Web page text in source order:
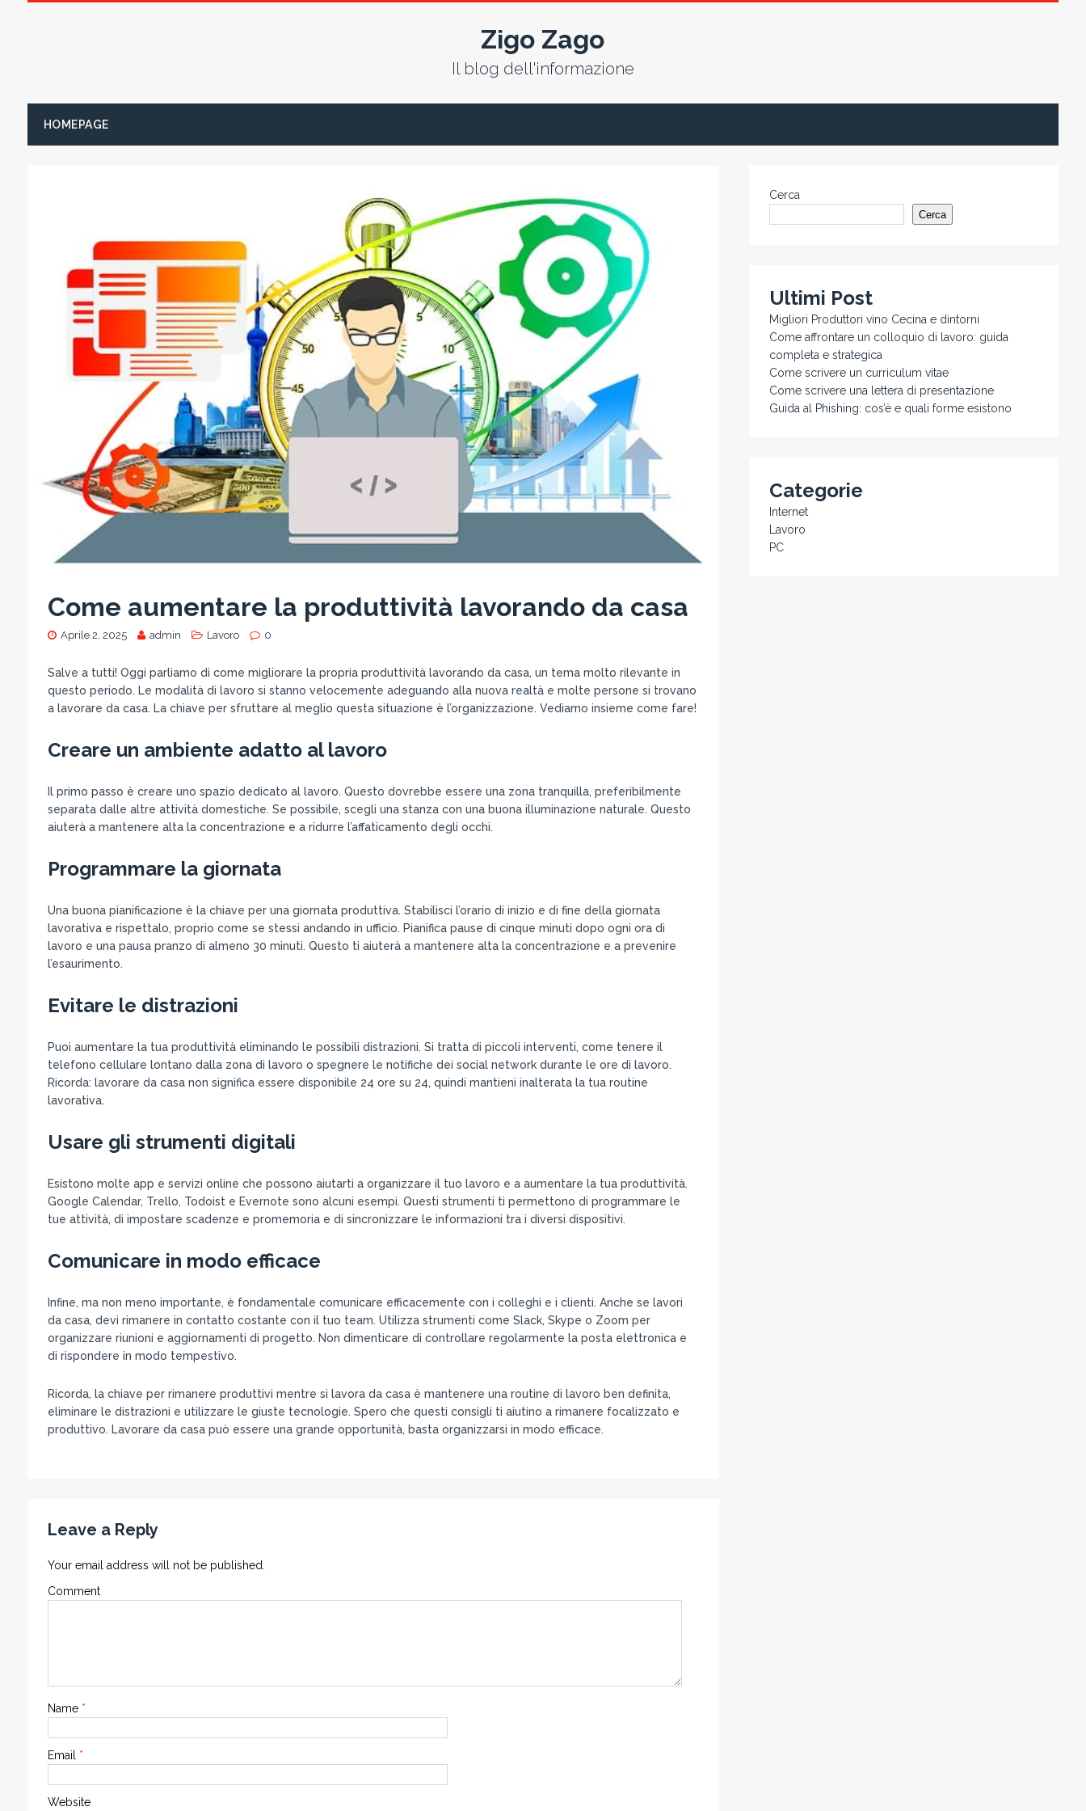
Zigo Zago
Il blog dell'informazione
HOMEPAGE
Come aumentare la produttività lavorando da casa
Aprile 2, 2025 admin Lavoro 0
Salve a tutti! Oggi parliamo di come migliorare la propria produttività lavorando da casa, un tema molto rilevante in
questo periodo. Le modalità di lavoro si stanno velocemente adeguando alla nuova realtà e molte persone si trovano
a lavorare da casa. La chiave per sfruttare al meglio questa situazione è l’organizzazione. Vediamo insieme come fare!
Creare un ambiente adatto al lavoro
Il primo passo è creare uno spazio dedicato al lavoro. Questo dovrebbe essere una zona tranquilla, preferibilmente
separata dalle altre attività domestiche. Se possibile, scegli una stanza con una buona illuminazione naturale. Questo
aiuterà a mantenere alta la concentrazione e a ridurre l’affaticamento degli occhi.
Programmare la giornata
Una buona pianificazione è la chiave per una giornata produttiva. Stabilisci l’orario di inizio e di fine della giornata
lavorativa e rispettalo, proprio come se stessi andando in ufficio. Pianifica pause di cinque minuti dopo ogni ora di
lavoro e una pausa pranzo di almeno 30 minuti. Questo ti aiuterà a mantenere alta la concentrazione e a prevenire
l’esaurimento.
Evitare le distrazioni
Puoi aumentare la tua produttività eliminando le possibili distrazioni. Si tratta di piccoli interventi, come tenere il
telefono cellulare lontano dalla zona di lavoro o spegnere le notifiche dei social network durante le ore di lavoro.
Ricorda: lavorare da casa non significa essere disponibile 24 ore su 24, quindi mantieni inalterata la tua routine
lavorativa.
Usare gli strumenti digitali
Esistono molte app e servizi online che possono aiutarti a organizzare il tuo lavoro e a aumentare la tua produttività.
Google Calendar, Trello, Todoist e Evernote sono alcuni esempi. Questi strumenti ti permettono di programmare le
tue attività, di impostare scadenze e promemoria e di sincronizzare le informazioni tra i diversi dispositivi.
Comunicare in modo efficace
Infine, ma non meno importante, è fondamentale comunicare efficacemente con i colleghi e i clienti. Anche se lavori
da casa, devi rimanere in contatto costante con il tuo team. Utilizza strumenti come Slack, Skype o Zoom per
organizzare riunioni e aggiornamenti di progetto. Non dimenticare di controllare regolarmente la posta elettronica e
di rispondere in modo tempestivo.
Ricorda, la chiave per rimanere produttivi mentre si lavora da casa è mantenere una routine di lavoro ben definita,
eliminare le distrazioni e utilizzare le giuste tecnologie. Spero che questi consigli ti aiutino a rimanere focalizzato e
produttivo. Lavorare da casa può essere una grande opportunità, basta organizzarsi in modo efficace.
Leave a Reply
Your email address will not be published.
Comment
Name *
Email *
Website
Cerca
Cerca
Ultimi Post
Migliori Produttori vino Cecina e dintorni
Come affrontare un colloquio di lavoro: guida
completa e strategica
Come scrivere un curriculum vitae
Come scrivere una lettera di presentazione
Guida al Phishing: cos’è e quali forme esistono
Categorie
Internet
Lavoro
PC